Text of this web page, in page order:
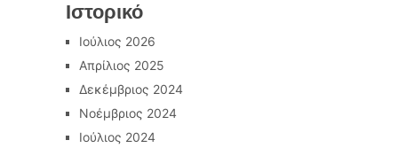
Ιστορικό
Ιούλιος 2026
Απρίλιος 2025
Δεκέμβριος 2024
Νοέμβριος 2024
Ιούλιος 2024